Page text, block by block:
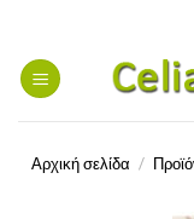
περιεχόμενο
Αρχική σελίδα /